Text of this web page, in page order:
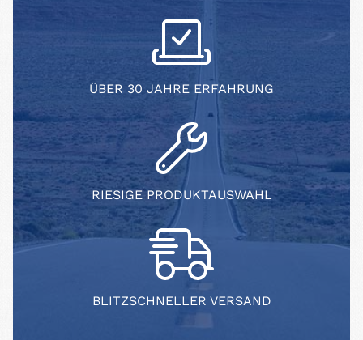
ÜBER 30 JAHRE ERFAHRUNG
RIESIGE PRODUKTAUSWAHL
BLITZSCHNELLER VERSAND